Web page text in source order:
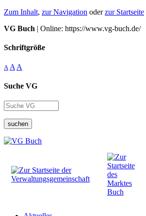
Zum Inhalt, zur Navigation oderzur Startseite
VG Buch | Online: https://www.vg-buch.de/
Schriftgröße
A A A
Suche VG
suchen